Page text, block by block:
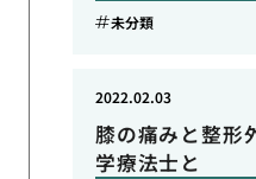
未分類
膝の痛みと整形
学療法士と
2022.02.03